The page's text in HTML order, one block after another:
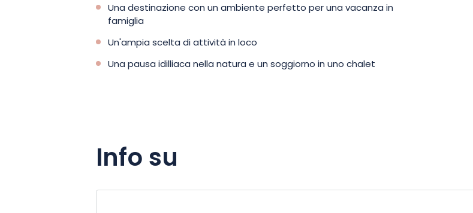
Una destinazione con un ambiente perfetto per una vacanza in
famiglia
Un'ampia scelta di attività in loco
Una pausa idilliaca nella natura e un soggiorno in uno chalet
Info su